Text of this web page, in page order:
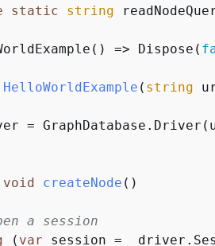
static string
=> Dispose(
HelloWorldExample ( string
=
void createNode ( )
a session
( var session =